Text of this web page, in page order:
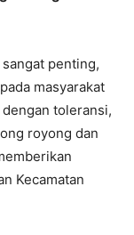
penting,
masyarakat
toleransi,
royong dan
Kecamatan